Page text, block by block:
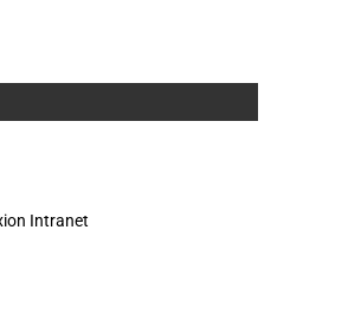
Intranet